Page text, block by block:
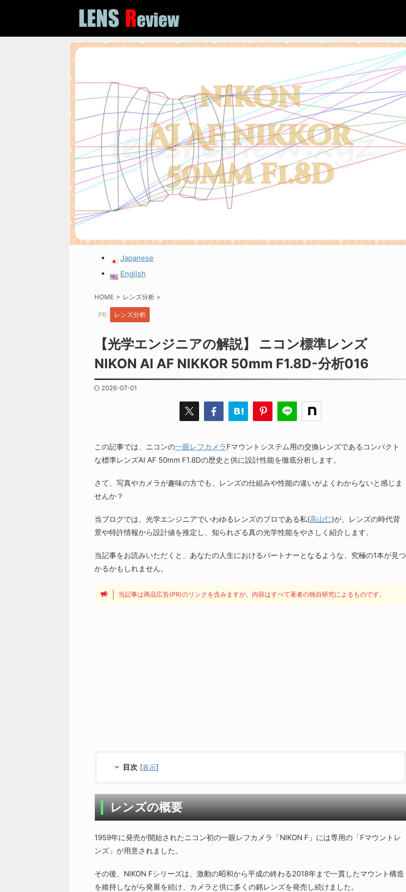
Japanese
English
HOME > レンズ分析 >
PR レンズ分析
【光学エンジニアの解説】 ニコン標準レンズ
NIKON AI AF NIKKOR 50mm F1.8D-分析016
2026-07-01
この記事では、ニコンの一眼レフカメラFマウントシステム用の交換レンズであるコンパクト
な標準レンズAI AF 50mm F1.8Dの歴史と供に設計性能を徹底分析します。
さて、写真やカメラが趣味の方でも、レンズの仕組みや性能の違いがよくわからないと感じま
せんか？
当ブログでは、光学エンジニアでいわゆるレンズのプロである私(高山仁)が、レンズの時代背
景や特許情報から設計値を推定し、知られざる真の光学性能をやさしく紹介します。
当記事をお読みいただくと、あなたの人生におけるパートナーとなるような、究極の1本が見つ
かるかもしれません。
当記事は商品広告(PR)のリンクを含みますが、内容はすべて著者の独自研究によるものです。
目次 [表示]
レンズの概要
1959年に発売が開始されたニコン初の一眼レフカメラ「NIKON F」には専用の「Fマウントレ
ンズ」が用意されました。
その後、NIKON Fシリーズは、激動の昭和から平成の終わる2018年まで一貫したマウント構造
を維持しながら発展を続け、カメラと供に多くの銘レンズを発売し続けました。